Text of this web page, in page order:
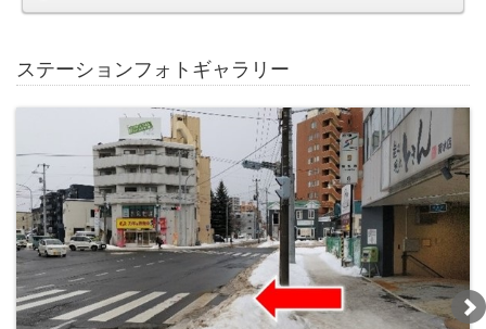
ステーションフォトギャラリー